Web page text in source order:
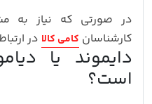
در صورتی که نیاز به
کارشناسان کامی کالا در
دایموند یا
است؟